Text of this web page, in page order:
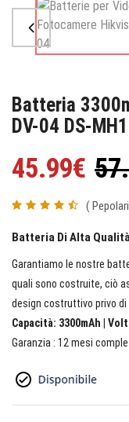
Batteria
DV-04 DS-
45.99€
(
Batteria Di Alta
Garantiamo le nostre
quali sono costruite, ciò
design costruttivo privo di
Capacità: 3300mAh |
Garanzia : 12 mesi